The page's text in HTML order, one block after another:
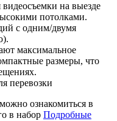
на выезде
потолками.
с одним/двумя
максимальное
размеры, что
перевозки
ознакомиться в
в набор Подробные